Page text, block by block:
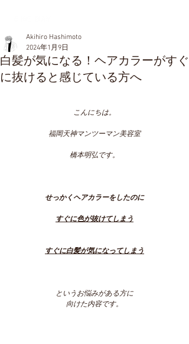
白髪が気になる！ヘアカラーがすぐ
に抜けると感じている方へ
Akihiro Hashimoto
2024年1月9日
こんにちは。
福岡天神マンツーマン美容室
橋本明弘です。
せっかくヘアカラーをしたのに
すぐに色が抜けてしまう
すぐに白髪が気になってしまう
というお悩みがある方に
向けた内容です。